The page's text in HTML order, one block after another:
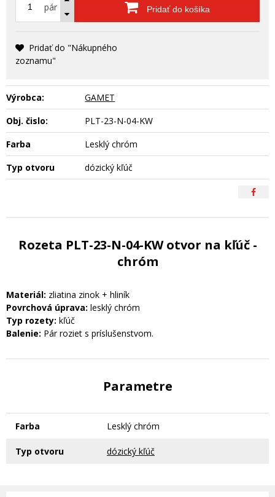
pár Pridať do košíka
Pridať do "Nákupného
zoznamu"
Výrobca:
GAMET
Obj. čislo:
PLT-23-N-04-KW
Farba
Lesklý chróm
Typ otvoru
dózický kľúč
Rozeta PLT-23-N-04-KW otvor na kľúč -
chróm
Materiál: zliatina zinok + hliník
Povrchová úprava: lesklý chróm
Typ rozety: kľúč
Balenie: Pár roziet s príslušenstvom.
Parametre
Farba Lesklý chróm
Typ otvoru dózický kľúč